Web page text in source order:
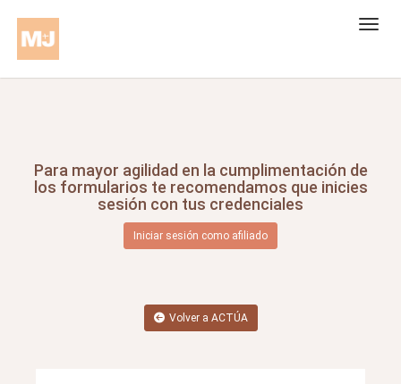
Para mayor agilidad en la cumplimentación de
los formularios te recomendamos que inicies
sesión con tus credenciales
Iniciar sesión como afiliado
Volver a ACTÚA